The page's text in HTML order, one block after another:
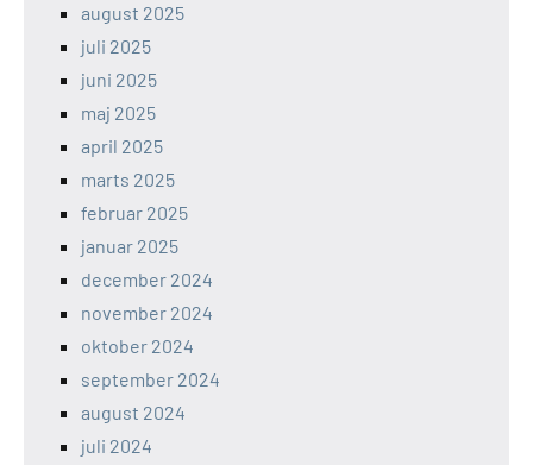
august 2025
juli 2025
juni 2025
maj 2025
april 2025
marts 2025
februar 2025
januar 2025
december 2024
november 2024
oktober 2024
september 2024
august 2024
juli 2024